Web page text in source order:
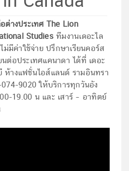
ต่างประเทศ The Lion
Studiesทีมงานเดอะไล
มีค่าใช้จ่าย ปรึกษาเรียนคอร์ส
นต่อประเทศแคนาดา ได้ที่ เดอะ
ห้างแฟชั่นไอส์แลนด์ รามอินทรา
9020 ให้บริการทุกวันอัง
19.00 น และ เสาร์ – อาทิตย์